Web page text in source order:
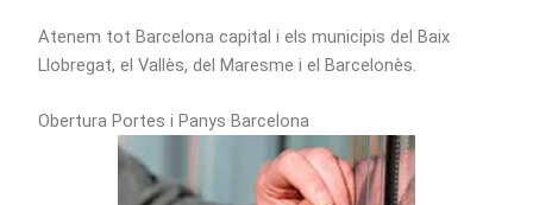
Atenem tot Barcelona capital i els municipis del Baix
Llobregat, el Vallès, del Maresme i el Barcelonès.
Obertura Portes i Panys Barcelona